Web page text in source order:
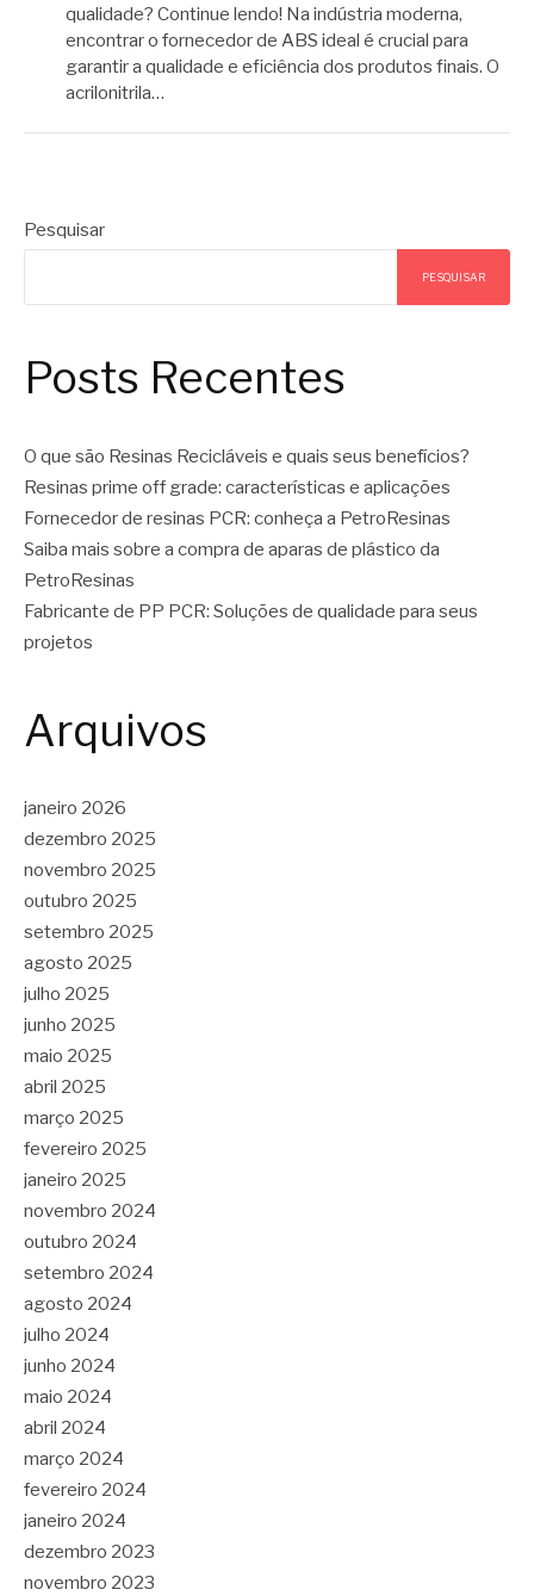
qualidade? Continue lendo! Na indústria moderna,
encontrar o fornecedor de ABS ideal é crucial para
garantir a qualidade e eficiência dos produtos finais. O
acrilonitrila…
Pesquisar
PESQUISAR
Posts Recentes
O que são Resinas Recicláveis e quais seus benefícios?
Resinas prime off grade: características e aplicações
Fornecedor de resinas PCR: conheça a PetroResinas
Saiba mais sobre a compra de aparas de plástico da
PetroResinas
Fabricante de PP PCR: Soluções de qualidade para seus
projetos
Arquivos
janeiro 2026
dezembro 2025
novembro 2025
outubro 2025
setembro 2025
agosto 2025
julho 2025
junho 2025
maio 2025
abril 2025
março 2025
fevereiro 2025
janeiro 2025
novembro 2024
outubro 2024
setembro 2024
agosto 2024
julho 2024
junho 2024
maio 2024
abril 2024
março 2024
fevereiro 2024
janeiro 2024
dezembro 2023
novembro 2023